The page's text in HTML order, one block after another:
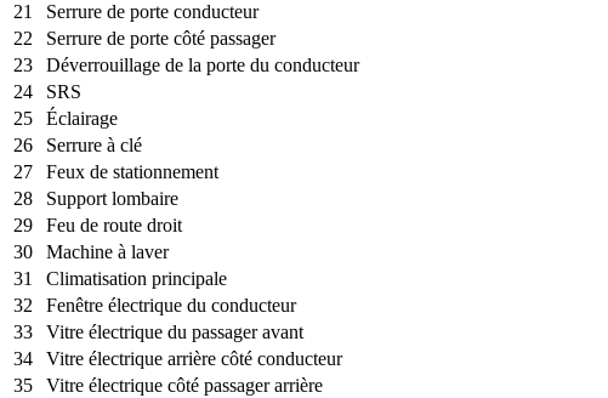
21
Serrure de porte conducteur
22
Serrure de porte côté passager
23
Déverrouillage de la porte du conducteur
24
SRS
25
Éclairage
26
Serrure à clé
27
Feux de stationnement
28
Support lombaire
29
Feu de route droit
30
Machine à laver
31
Climatisation principale
32
Fenêtre électrique du conducteur
33
Vitre électrique du passager avant
34
Vitre électrique arrière côté conducteur
35
Vitre électrique côté passager arrière